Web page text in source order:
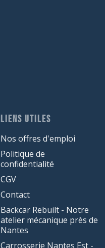
LIENS UTILES
Nos offres d'emploi
Politique de
confidentialité
CGV
Contact
Backcar Rebuilt - Notre
atelier mécanique près de
Nantes
Carrosserie Nantes Est -